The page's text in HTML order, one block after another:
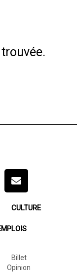
CULTURE
Billet
Opinion